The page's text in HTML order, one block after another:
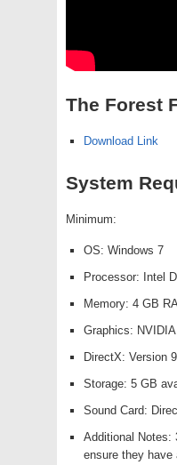
The Forest
Download Link
System
Minimum:
OS: Windows 7
Processor: Intel
Memory: 4 GB
Graphics:
DirectX: Version
Storage: 5 GB
Sound Card:
Additional Notes:
ensure they have